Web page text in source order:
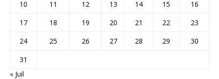
10
11 12 13 14 15
16
17
18 19 20 21 22
23
24
25 26 27 28 29
30
31
« Juil